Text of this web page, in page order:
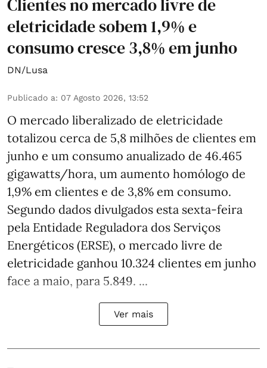
Clientes no mercado livre de
eletricidade sobem 1,9% e
consumo cresce 3,8% em junho
DN/Lusa
Publicado a: 07 Agosto 2026, 13:52
O mercado liberalizado de eletricidade
totalizou cerca de 5,8 milhões de clientes em
junho e um consumo anualizado de 46.465
gigawatts/hora, um aumento homólogo de
1,9% em clientes e de 3,8% em consumo.
Segundo dados divulgados esta sexta-feira
pela Entidade Reguladora dos Serviços
Energéticos (ERSE), o mercado livre de
eletricidade ganhou 10.324 clientes em junho
face a maio, para 5.849. ...
Ver mais